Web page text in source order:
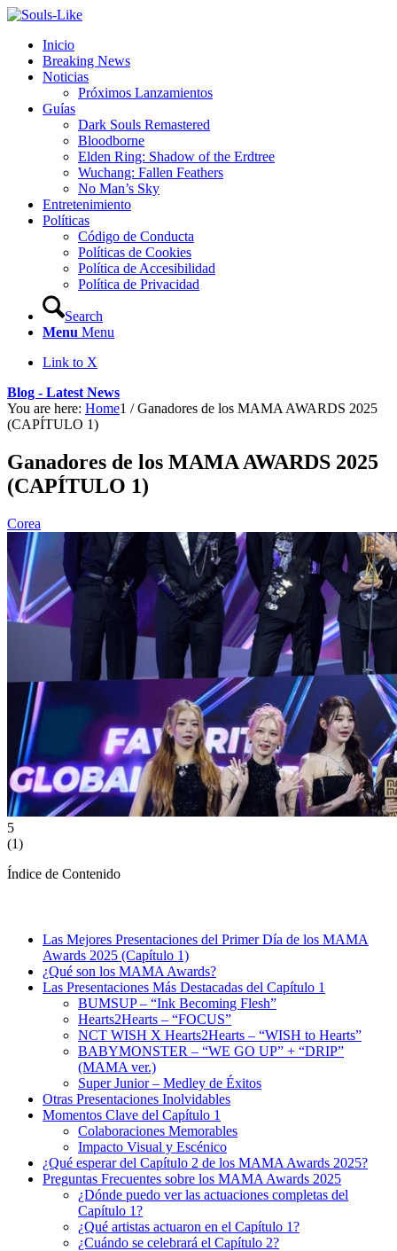
Inicio
Breaking News
Noticias
Próximos Lanzamientos
Guías
Dark Souls Remastered
Bloodborne
Elden Ring: Shadow of the Erdtree
Wuchang: Fallen Feathers
No Man’s Sky
Entretenimiento
Políticas
Código de Conducta
Políticas de Cookies
Política de Accesibilidad
Política de Privacidad
Search
Menu Menu
Link to X
Blog - Latest News
You are here: Home1 / Ganadores de los MAMA AWARDS 2025
(CAPÍTULO 1)
Ganadores de los MAMA AWARDS 2025
(CAPÍTULO 1)
Corea
5
(1)
Índice de Contenido
Las Mejores Presentaciones del Primer Día de los MAMA
Awards 2025 (Capítulo 1)
¿Qué son los MAMA Awards?
Las Presentaciones Más Destacadas del Capítulo 1
BUMSUP – “Ink Becoming Flesh”
Hearts2Hearts – “FOCUS”
NCT WISH X Hearts2Hearts – “WISH to Hearts”
BABYMONSTER – “WE GO UP” + “DRIP”
(MAMA ver.)
Super Junior – Medley de Éxitos
Otras Presentaciones Inolvidables
Momentos Clave del Capítulo 1
Colaboraciones Memorables
Impacto Visual y Escénico
¿Qué esperar del Capítulo 2 de los MAMA Awards 2025?
Preguntas Frecuentes sobre los MAMA Awards 2025
¿Dónde puedo ver las actuaciones completas del
Capítulo 1?
¿Qué artistas actuaron en el Capítulo 1?
¿Cuándo se celebrará el Capítulo 2?